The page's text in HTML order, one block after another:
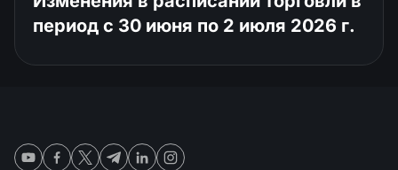
период с 30 июня по 2 июля 2026 г.